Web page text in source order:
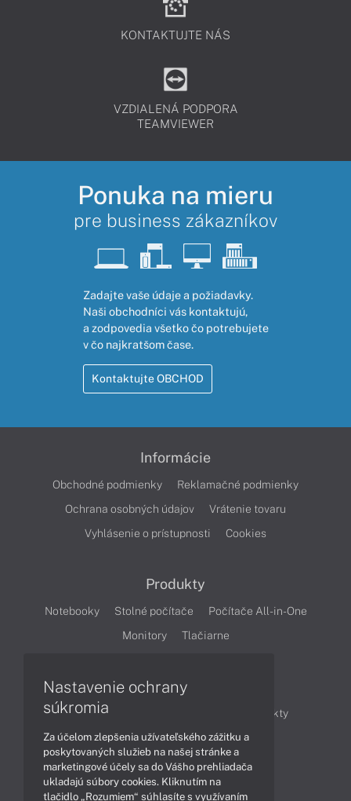
KONTAKTUJTE NÁS
VZDIALENÁ PODPORA
TEAMVIEWER
Ponuka na mieru
pre business zákazníkov
Zadajte vaše údaje a požiadavky.
Naši obchodníci vás kontaktujú,
a zodpovedia všetko čo potrebujete
v čo najkratšom čase.
Kontaktujte OBCHOD
Informácie
Obchodné podmienky
Reklamačné podmienky
Ochrana osobných údajov
Vrátenie tovaru
Vyhlásenie o prístupnosti
Cookies
Produkty
Notebooky Stolné počítače
Počítače All-in-One
Monitory
Tlačiarne
Články
Obchodné informácie
Produkty
Technológie
Videá
Obsah
Nastavenie ochrany
súkromia
Za účelom zlepšenia užívateľského zážitku a
poskytovaných služieb na našej stránke a
marketingové účely sa do Vášho prehliadača
ukladajú súbory cookies. Kliknutím na
tlačidlo „Rozumiem“ súhlasíte s využívaním